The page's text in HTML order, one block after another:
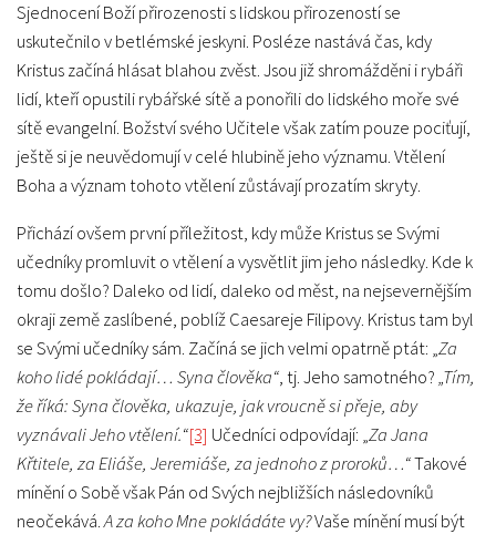
Sjednocení Boží přirozenosti s lidskou přirozeností se
uskutečnilo v betlémské jeskyni. Posléze nastává čas, kdy
Kristus začíná hlásat blahou zvěst. Jsou již shromážděni i rybáři
lidí, kteří opustili rybářské sítě a ponořili do lidského moře své
sítě evangelní. Božství svého Učitele však zatím pouze pociťují,
ještě si je neuvědomují v celé hlubině jeho významu. Vtělení
Boha a význam tohoto vtělení zůstávají prozatím skryty.
Přichází ovšem první příležitost, kdy může Kristus se Svými
učedníky promluvit o vtělení a vysvětlit jim jeho následky. Kde k
tomu došlo? Daleko od lidí, daleko od měst, na nejsevernějším
okraji země zaslíbené, poblíž Caesareje Filipovy. Kristus tam byl
se Svými učedníky sám. Začíná se jich velmi opatrně ptát: „Za
koho lidé pokládají… Syna člověka“, tj. Jeho samotného?„Tím,
že říká: Syna člověka, ukazuje, jak vroucně si přeje, aby
vyznávali Jeho vtělení.“[3] Učedníci odpovídají: „Za Jana
Křtitele, za Eliáše, Jeremiáše, za jednoho z proroků…“Takové
mínění o Sobě však Pán od Svých nejbližších následovníků
neočekává.A za koho Mne pokládáte vy?Vaše mínění musí být